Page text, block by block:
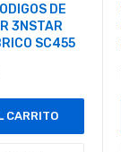
DE
3NSTAR
SC455
CARRITO